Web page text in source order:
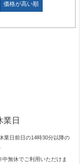
価格が高い順
業日
業日前日の14時30分以降の
中無休でご利用いただけま